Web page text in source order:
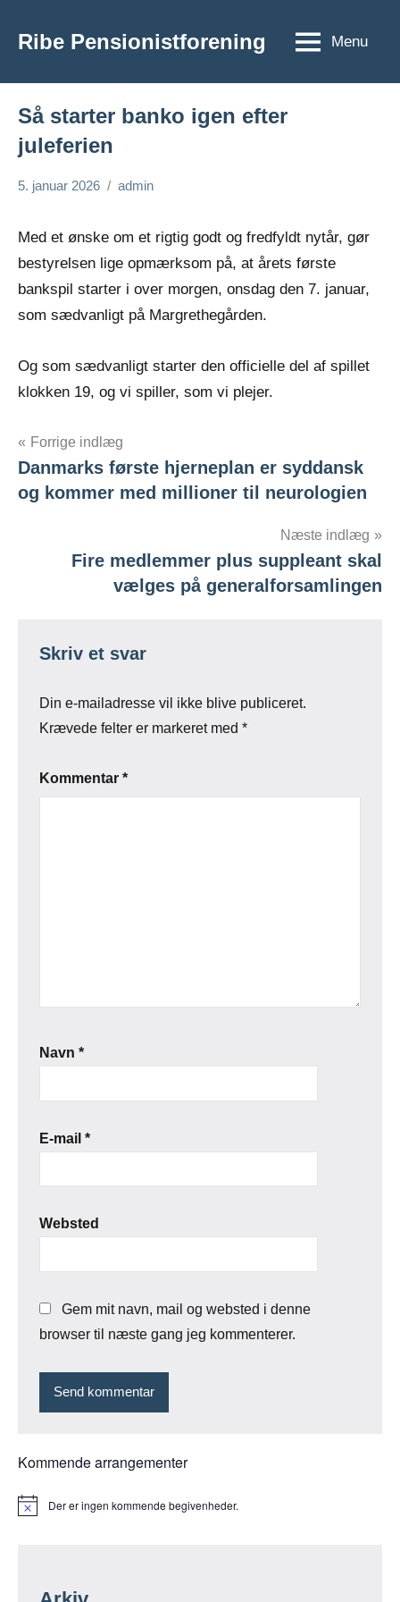
Ribe Pensionistforening
Ribe
Menu
Så starter banko igen efter
juleferien
aktiviteter
5. januar 2026 admin
Ingen
Med et ønske om et rigtig godt og fredfyldt nytår, gør
bestyrelsen lige opmærksom på, at årets første
bankspil starter i over morgen, onsdag den 7. januar,
som sædvanligt på Margrethegården.
Og som sædvanligt starter den officielle del af spillet
klokken 19, og vi spiller, som vi plejer.
Indlægsnavigation
Forrige indlæg
Danmarks første hjerneplan er syddansk
og kommer med millioner til neurologien
Næste indlæg
Fire medlemmer plus suppleant skal
vælges på generalforsamlingen
Skriv et svar
Din e-mailadresse vil ikke blive publiceret.
Krævede felter er markeret med *
Kommentar *
Navn *
E-mail *
Websted
Gem mit navn, mail og websted i denne
browser til næste gang jeg kommenterer.
Kommende arrangementer
Notice Der er ingen kommende begivenheder.